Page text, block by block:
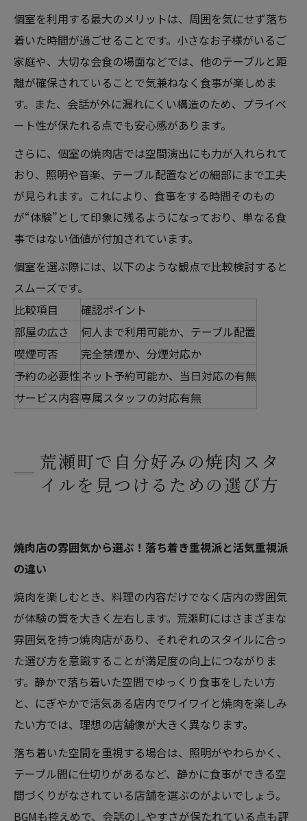
個室を利用する最大のメリットは、周囲を気にせず落ち
着いた時間が過ごせることです。小さなお子様がいるご
家庭や、大切な会食の場面などでは、他のテーブルと距
離が確保されていることで気兼ねなく食事が楽しめま
す。また、会話が外に漏れにくい構造のため、プライベ
ート性が保たれる点でも安心感があります。
さらに、個室の焼肉店では空間演出にも力が入れられて
おり、照明や音楽、テーブル配置などの細部にまで工夫
が見られます。これにより、食事をする時間そのもの
が“体験”として印象に残るようになっており、単なる食
事ではない価値が付加されています。
個室を選ぶ際には、以下のような観点で比較検討すると
スムーズです。
比較項目
確認ポイント
部屋の広さ
何人まで利用可能か、テーブル配置
喫煙可否
完全禁煙か、分煙対応か
予約の必要性ネット予約可能か、当日対応の有無
サービス内容専属スタッフの対応有無
荒瀬町で自分好みの焼肉スタ
イルを見つけるための選び方
焼肉店の雰囲気から選ぶ！落ち着き重視派と活気重視派
の違い
焼肉を楽しむとき、料理の内容だけでなく店内の雰囲気
が体験の質を大きく左右します。荒瀬町にはさまざまな
雰囲気を持つ焼肉店があり、それぞれのスタイルに合っ
た選び方を意識することが満足度の向上につながりま
す。静かで落ち着いた空間でゆっくり食事をしたい方
と、にぎやかで活気ある店内でワイワイと焼肉を楽しみ
たい方では、理想の店舗像が大きく異なります。
落ち着いた空間を重視する場合は、照明がやわらかく、
テーブル間に仕切りがあるなど、静かに食事ができる空
間づくりがなされている店舗を選ぶのがよいでしょう。
BGMも控えめで、会話のしやすさが保たれている点も評